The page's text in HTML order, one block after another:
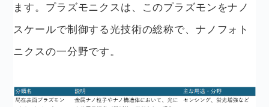
ます。プラズモニクスは、このプラズモンをナノ
スケールで制御する光技術の総称で、ナノフォト
ニクスの一分野です。